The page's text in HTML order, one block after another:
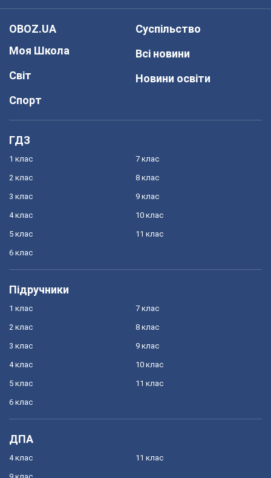
OBOZ.UA
Моя Школа
Світ
Спорт
Суспільство
Всі новини
Новини освіти
ГДЗ
1 клас
2 клас
3 клас
4 клас
5 клас
6 клас
7 клас
8 клас
9 клас
10 клас
11 клас
Підручники
1 клас
2 клас
3 клас
4 клас
5 клас
6 клас
7 клас
8 клас
9 клас
10 клас
11 клас
ДПА
4 клас 11 клас